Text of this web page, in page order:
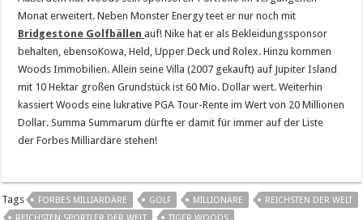
Monat erweitert. Neben Monster Energy teet er nur noch mit
Bridgestone Golfbällen auf! Nike hat er als Bekleidungssponsor
behalten, ebensoKowa, Held, Upper Deck und Rolex. Hinzu kommen
Woods Immobilien. Allein seine Villa (2007 gekauft) auf Jupiter Island
mit 10 Hektar großen Grundstück ist 60 Mio. Dollar wert. Weiterhin
kassiert Woods eine lukrative PGA Tour-Rente im Wert von 20 Millionen
Dollar. Summa Summarum dürfte er damit für immer auf der Liste
der Forbes Milliardäre stehen!
Tags FORBES MILLIARDÄRE GOLF MILLIONÄRE
REICHSTEN DER WELT